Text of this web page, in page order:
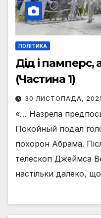
ПОЛІТИКА
Дід і памперс,
(Частина 1)
30 ЛИСТОПАДА,
«… Назрела
Покойный подал
похорон Абрама.
телескоп Джеймса
настільки далеко,